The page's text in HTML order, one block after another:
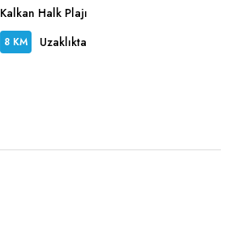
Kalkan Halk Plajı
8 KM Uzaklıkta